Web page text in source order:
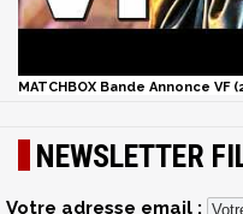
MATCHBOX Bande Annonce VF
NEWSLETTER
Votre adresse email :